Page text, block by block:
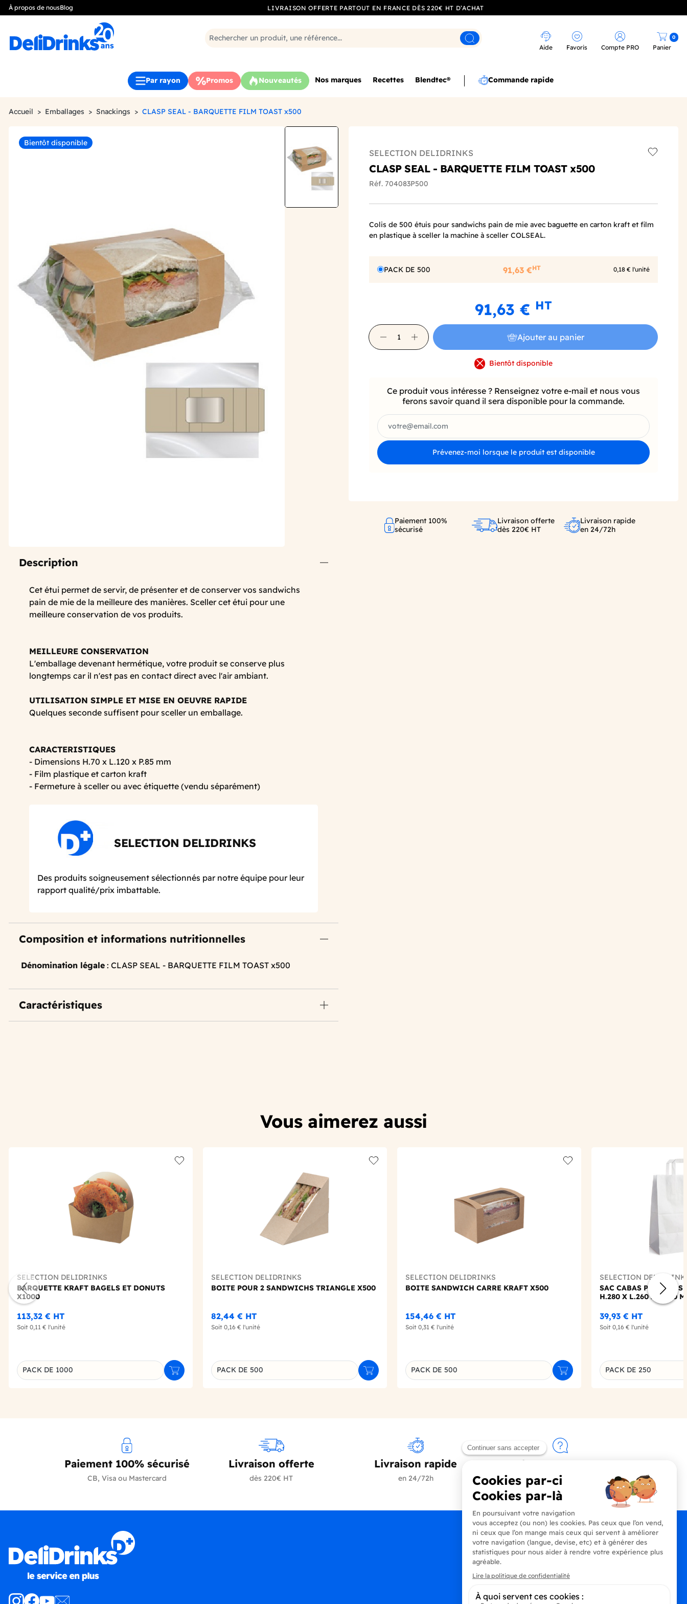
À propos de nousBlog LIVRAISON OFFERTE PARTOUT EN FRANCE DÈS 220€ HT D’ACHAT
Rechercher
Aide Favoris Compte PRO Panier
0
Par rayon Promos Nouveautés Nos marques Recettes Blendtec® Commande rapide
Accueil Emballages Snackings CLASP SEAL - BARQUETTE FILM TOAST x500
Bientôt disponible
Description
Cet étui permet de servir, de présenter et de conserver vos sandwichs
pain de mie de la meilleure des manières. Sceller cet étui pour une
meilleure conservation de vos produits.
MEILLEURE CONSERVATION
L'emballage devenant hermétique, votre produit se conserve plus
longtemps car il n'est pas en contact direct avec l'air ambiant.
UTILISATION SIMPLE ET MISE EN OEUVRE RAPIDE
Quelques seconde suffisent pour sceller un emballage.
CARACTERISTIQUES
- Dimensions H.70 x L.120 x P.85 mm
- Film plastique et carton kraft
- Fermeture à sceller ou avec étiquette (vendu séparément)
SELECTION DELIDRINKS
Des produits soigneusement sélectionnés par notre équipe pour leur
rapport qualité/prix imbattable.
Composition et informations nutritionnelles
Dénomination légale : CLASP SEAL - BARQUETTE FILM TOAST x500
Caractéristiques
SELECTION DELIDRINKS
CLASP SEAL - BARQUETTE FILM TOAST x500
Réf. 704083P500
Colis de 500 étuis pour sandwichs pain de mie avec baguette en carton kraft et film
en plastique à sceller la machine à sceller COLSEAL.
PACK DE 500 91,63 €HT 0,18 € l'unité
91,63 € HT
Ajouter au panier
Bientôt disponible
Ce produit vous intéresse ? Renseignez votre e-mail et nous vous
ferons savoir quand il sera disponible pour la commande.
Prévenez-moi lorsque le produit est disponible
Paiement 100%
sécurisé
Livraison offerte
dès 220€ HT
Livraison rapide
en 24/72h
Vous aimerez aussi
SELECTION DELIDRINKS
BARQUETTE KRAFT BAGELS ET DONUTS
X1000
113,32 € HT
Soit 0,11 € l'unité
Déclinaison du produit
PACK DE 1000 Ajouter au panier
SELECTION DELIDRINKS
BOITE POUR 2 SANDWICHS TRIANGLE X500
82,44 € HT
Soit 0,16 € l'unité
Déclinaison du produit
PACK DE 500 Ajouter au panier
SELECTION DELIDRINKS
BOITE SANDWICH CARRE KRAFT X500
154,46 € HT
Soit 0,31 € l'unité
Déclinaison du produit
PACK DE 500 Ajouter au panier
SELECTION
SAC CABAS POIGNEES
H.280 X L.260 X P.200
39,93 € HT
Soit 0,16 € l'unité
Déclinaison du produit
PACK DE 250
Paiement 100% sécurisé
CB, Visa ou Mastercard
Livraison offerte
dès 220€ HT
Livraison rapide
en 24/72h
Contactez-nous
+33 (0)4 90 91 20 80